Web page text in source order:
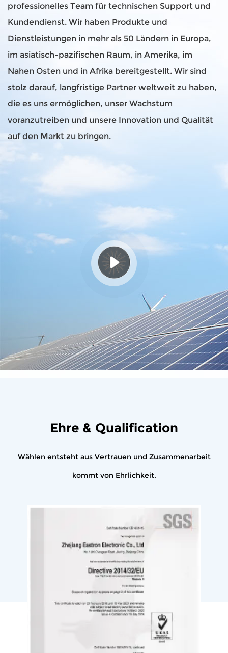
professionelles Team für technischen Support und
Kundendienst. Wir haben Produkte und
Dienstleistungen in mehr als 50 Ländern in Europa,
im asiatisch-pazifischen Raum, in Amerika, im
Nahen Osten und in Afrika bereitgestellt. Wir sind
stolz darauf, langfristige Partner weltweit zu haben,
die es uns ermöglichen, unser Wachstum
voranzutreiben und unsere Innovation und Qualität
auf den Markt zu bringen.
Ehre & Qualification
Wählen entsteht aus Vertrauen und Zusammenarbeit
kommt von Ehrlichkeit.